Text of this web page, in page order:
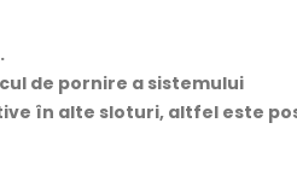
de pornire a sistemului
în alte sloturi, altfel este